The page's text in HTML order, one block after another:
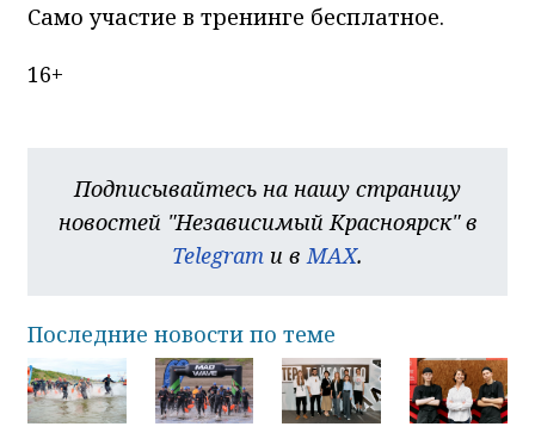
Само участие в тренинге бесплатное.
16+
Подписывайтесь на нашу страницу
новостей "Независимый Красноярск" в
Telegram и в MAX.
Последние новости по теме